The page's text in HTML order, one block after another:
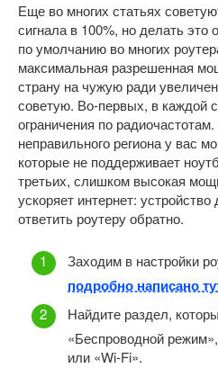
Еще во многих статьях
сигнала в 100%, но делать это
по умолчанию во многих
максимальная разрешенная
страну на чужую ради
советую. Во-первых, в каждой
ограничения по
неправильного региона у вас
которые не поддерживает
третьих, слишком высокая
ускоряет интернет:
ответить роутеру обратно.
Заходим в настройки
подробно написано
Найдите раздел,
«Беспроводной
или «Wi-Fi».